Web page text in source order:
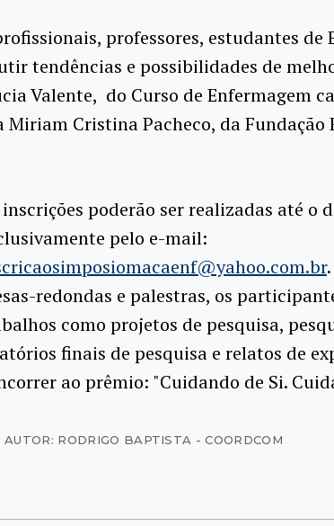
professores, estudantes
tendências e possibilidades de
Valente, do Curso de Enfermagem
Cristina Pacheco, da
poderão ser realizadas até o
pelo e-mail:
redondas e palestras, os
como projetos de pesquisa,
finais de pesquisa e relatos de
ao prêmio: "Cuidando de Si.
AUTOR: RODRIGO BAPTISTA - COORDCOM